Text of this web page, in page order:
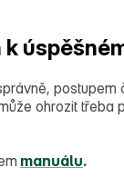
ohrozit třeba
manuálu.